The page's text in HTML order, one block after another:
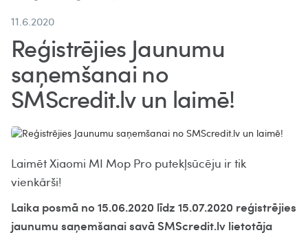
11.6.2020
Reģistrējies Jaunumu
saņemšanai no
SMScredit.lv un laimē!
Laimēt Xiaomi MI Mop Pro putekļsūcēju ir tik
vienkārši!
Laika posmā no 15.06.2020 līdz 15.07.2020 reģistrējies
jaunumu saņemšanai savā SMScredit.lv lietotāja